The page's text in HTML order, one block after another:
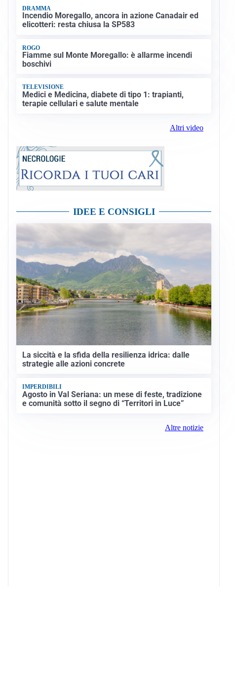
DRAMMA
Incendio Moregallo, ancora in azione Canadair ed
elicotteri: resta chiusa la SP583
ROGO
Fiamme sul Monte Moregallo: è allarme incendi
boschivi
TELEVISIONE
Medici e Medicina, diabete di tipo 1: trapianti,
terapie cellulari e salute mentale
Altri video
IDEE E CONSIGLI
La siccità e la sfida della resilienza idrica: dalle
strategie alle azioni concrete
IMPERDIBILI
Agosto in Val Seriana: un mese di feste, tradizione
e comunità sotto il segno di “Territori in Luce”
Altre notizie